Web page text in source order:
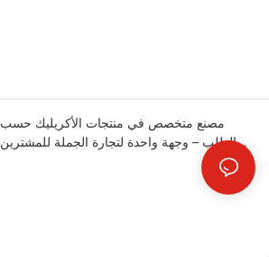
مصنع متخصص في منتجات الأكريليك حسب
الطلب – وجهة واحدة لتجارة الجملة للمشترين